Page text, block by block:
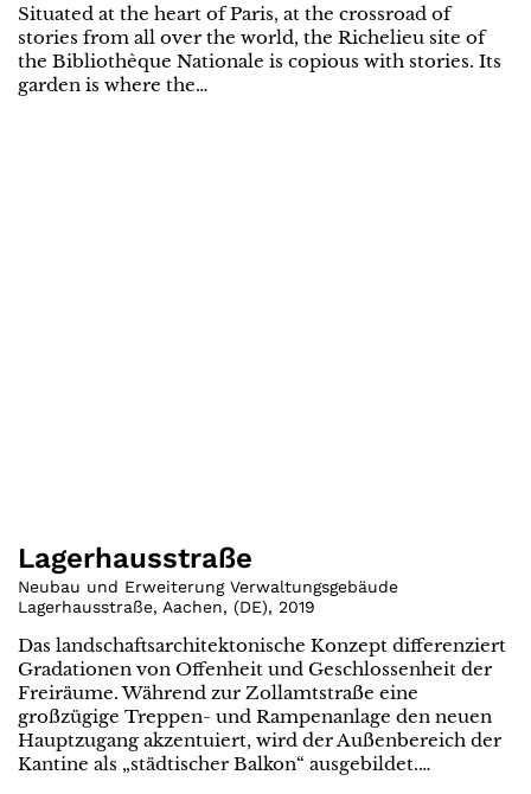
Situated at the heart of Paris, at the crossroad of
stories from all over the world, the Richelieu site of
the Bibliothèque Nationale is copious with stories. Its
garden is where the…
Lagerhausstraße
Neubau und Erweiterung Verwaltungsgebäude
Lagerhausstraße, Aachen, (DE), 2019
Das landschaftsarchitektonische Konzept differenziert
Gradationen von Offenheit und Geschlossenheit der
Freiräume. Während zur Zollamtstraße eine
großzügige Treppen- und Rampenanlage den neuen
Hauptzugang akzentuiert, wird der Außenbereich der
Kantine als „städtischer Balkon“ ausgebildet.…